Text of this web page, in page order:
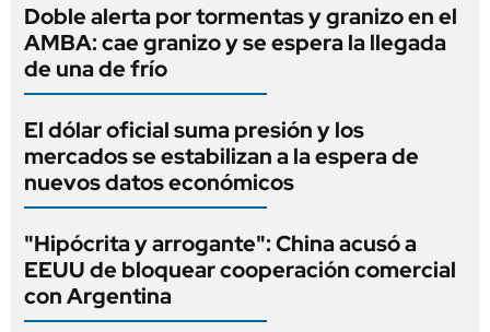
Doble alerta por tormentas y granizo en el
AMBA: cae granizo y se espera la llegada
de una de frío
El dólar oficial suma presión y los
mercados se estabilizan a la espera de
nuevos datos económicos
"Hipócrita y arrogante": China acusó a
EEUU de bloquear cooperación comercial
con Argentina